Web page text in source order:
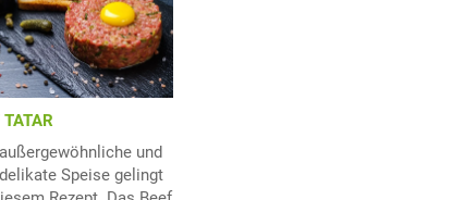
TATAR
und
Speise gelingt